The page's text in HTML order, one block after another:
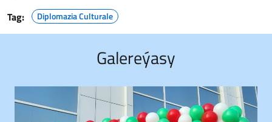
Tag: Diplomazia Culturale
Galereýasy